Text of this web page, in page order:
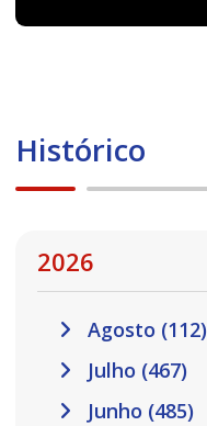
Histórico
2026
Agosto (112)
Julho (467)
Junho (485)